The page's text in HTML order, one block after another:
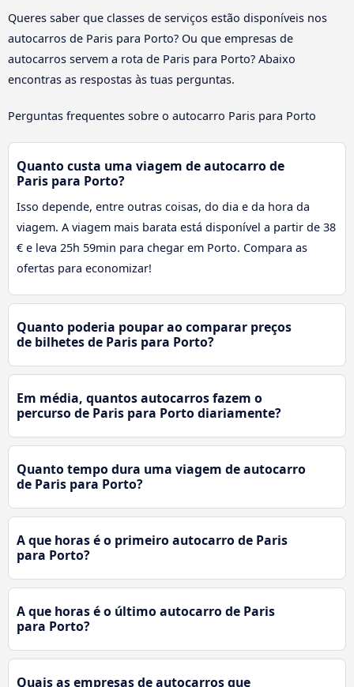
Queres saber que classes de serviços estão disponíveis nos
autocarros de Paris para Porto? Ou que empresas de
autocarros servem a rota de Paris para Porto? Abaixo
encontras as respostas às tuas perguntas.
Perguntas frequentes sobre o autocarro Paris para Porto
Quanto custa uma viagem de autocarro de
Paris para Porto?
Isso depende, entre outras coisas, do dia e da hora da
viagem. A viagem mais barata está disponível a partir de 38
€ e leva 25h 59min para chegar em Porto. Compara as
ofertas para economizar!
Quanto poderia poupar ao comparar preços
de bilhetes de Paris para Porto?
Em média, quantos autocarros fazem o
percurso de Paris para Porto diariamente?
Quanto tempo dura uma viagem de autocarro
de Paris para Porto?
A que horas é o primeiro autocarro de Paris
para Porto?
A que horas é o último autocarro de Paris
para Porto?
Quais as empresas de autocarros que